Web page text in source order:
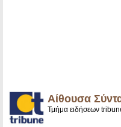
Αίθουσα
Τμήμα ειδήσεων